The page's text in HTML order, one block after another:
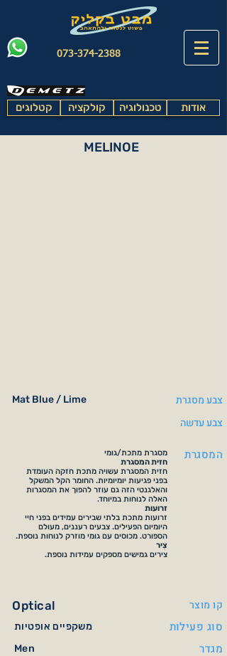
073-374-2388
קטלוגים קולקציה טכנולוגיה אודות
MELINOE
Mat Blue / Lime
צבע מסגרת
צבע עדשה
מסגרת מתכת/גומי
חזית המסגרת
חזית המסגרת עשויה מתכת חזקה העומדת
בפני פגיעות יומיומיות. החומר הקל המשקל
והאלגנטי הזה גם עוזר להפוך את המסגרות
האלה לנוחות במיוחד.
זרועות
זרועות מתכת בלתי שבירים עמידים בפני חיי
היומיום הפעילים. צבעים רעננים, מעולם
הספורט. מכוסים עם גומי מוזרק לנוחות נוספת.
צִיר
צירים גמישים מספקים עמידות נוספת.
המסגרת
Optical קו מוצר
משקפיים אופטיות סוג פעילות
Men
מגדר